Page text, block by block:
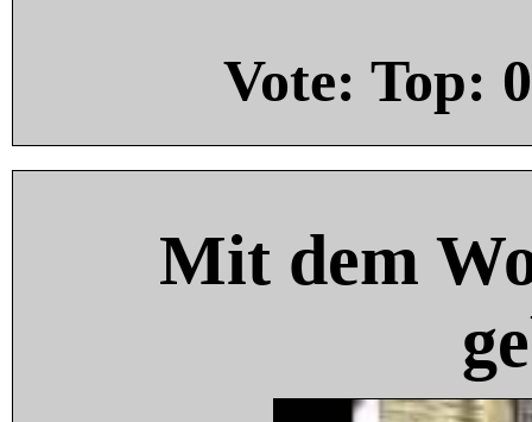
Vote: Top: 0
Mit dem